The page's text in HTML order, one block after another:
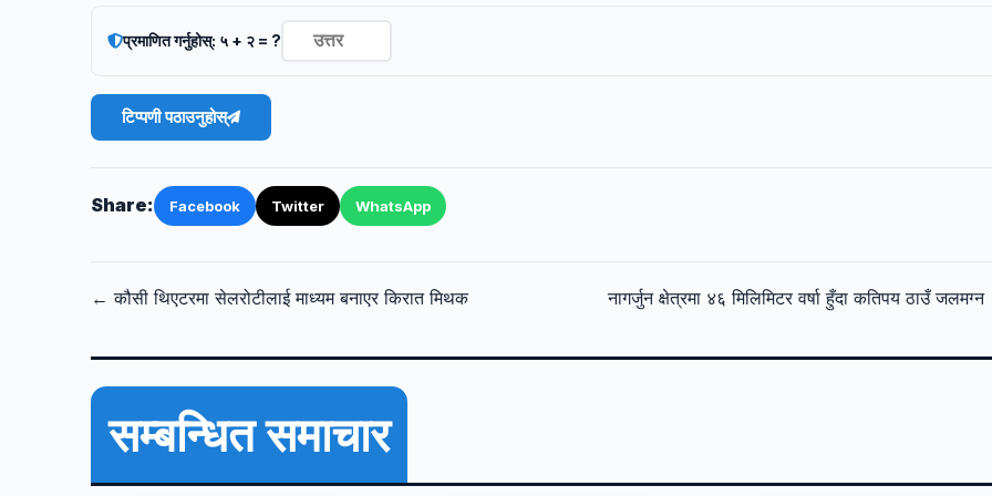
प्रमाणित गर्नुहोस्: ५ + २ = ?
टिप्पणी पठाउनुहोस्
Share: Facebook Twitter WhatsApp
← कौसी थिएटरमा सेलरोटीलाई माध्यम बनाएर किरात मिथक नागर्जुन क्षेत्रमा ४६ मिलिमिटर वर्षा हुँदा कतिपय ठाउँ
सम्बन्धित समाचार